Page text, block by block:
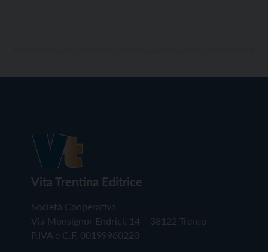
Vita Trentina Editrice
Società Cooperativa
Via Monsignor Endrici, 14 – 38122 Trento
P.IVA e C.F. 00199960220